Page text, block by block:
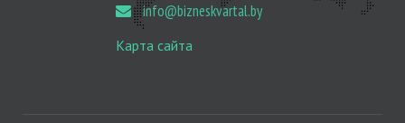
info@bizneskvartal.by
Карта сайта